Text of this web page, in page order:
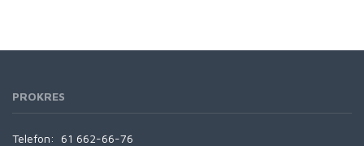
PROKRES
Telefon:
61 662-66-76